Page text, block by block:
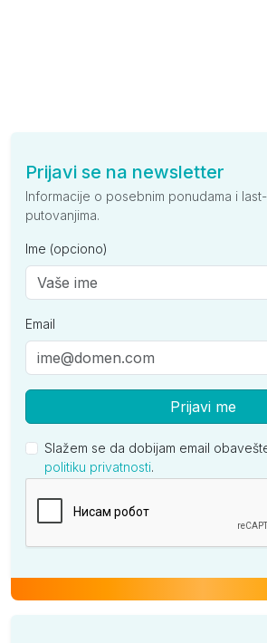
Prijavi se na newsletter
Informacije o posebnim ponudama i
putovanjima.
Ime (opciono)
Email
Prijavi me
Slažem se da dobijam email
politiku privatnosti.